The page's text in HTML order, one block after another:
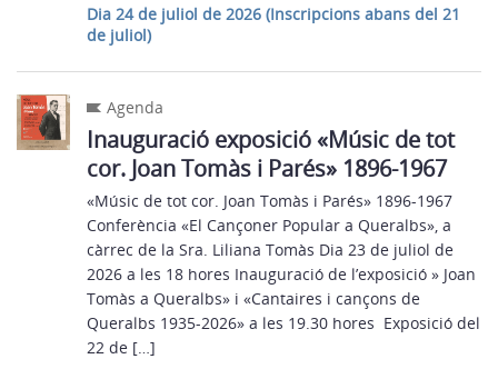
Dia 24 de juliol de 2026 (Inscripcions abans del 21
de juliol)
Agenda
Inauguració exposició «Músic de tot
cor. Joan Tomàs i Parés» 1896-1967
«Músic de tot cor. Joan Tomàs i Parés» 1896-1967
Conferència «El Cançoner Popular a Queralbs», a
càrrec de la Sra. Liliana Tomàs Dia 23 de juliol de
2026 a les 18 hores Inauguració de l’exposició » Joan
Tomàs a Queralbs» i «Cantaires i cançons de
Queralbs 1935-2026» a les 19.30 hores Exposició del
22 de […]